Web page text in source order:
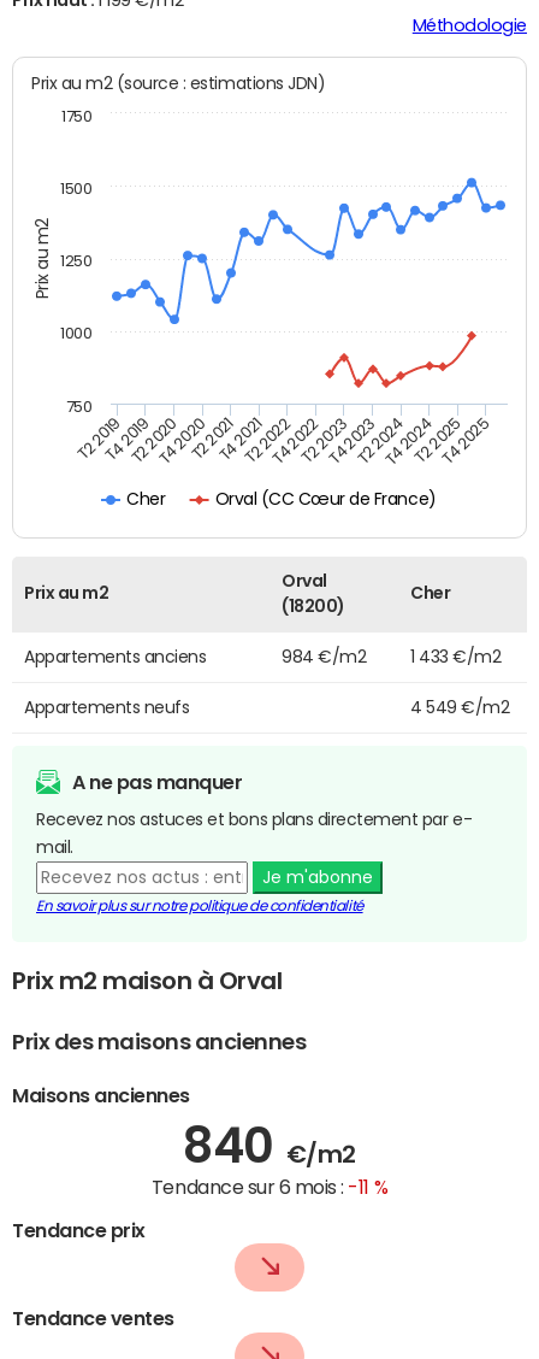
Méthodologie
Prix au m2
Prix au m2 (source : estimations JDN)
Cher Orval (CC Cœur de France)
T2 2019T4 2019T2 2020T4 2020T2 2021T4 2021T2 2022T4 2022T2 2023T4 2023T2 2024T4 2024T2 2025T4 2025
1000
750
1250
1500
1750
Prix au m2
Orval
(18200)
Cher
Appartements anciens 984 €/m2 1 433 €/m2
Appartements neufs 4 549 €/m2
A ne pas manquer
Recevez nos astuces et bons plans directement par e-
mail.
Je m'abonne
En savoir plus sur notre politique de confidentialité
Prix m2 maison à Orval
Prix des maisons anciennes
Maisons anciennes
840 €/m2
Tendance sur 6 mois : -11 %
Tendance prix
Tendance ventes